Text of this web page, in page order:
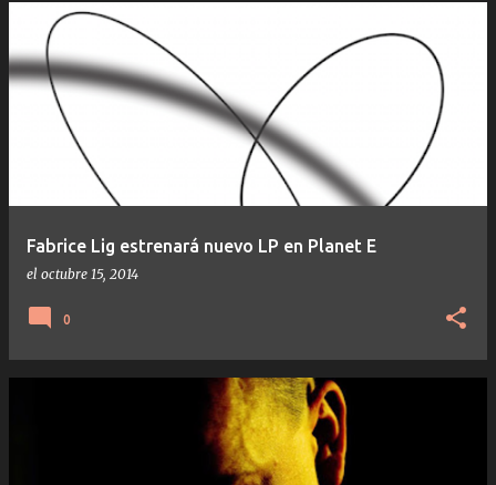
Fabrice Lig estrenará nuevo LP en Planet E
el octubre 15, 2014
0